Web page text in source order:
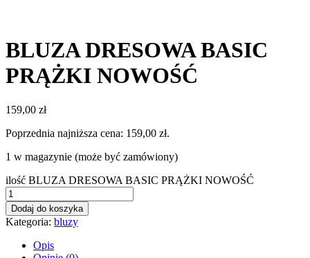
BLUZA DRESOWA BASIC
PRĄŻKI NOWOŚĆ
159,00 zł
Poprzednia najniższa cena: 159,00 zł.
1 w magazynie (może być zamówiony)
ilość BLUZA DRESOWA BASIC PRĄŻKI NOWOŚĆ
Dodaj do koszyka
Kategoria: bluzy
Opis